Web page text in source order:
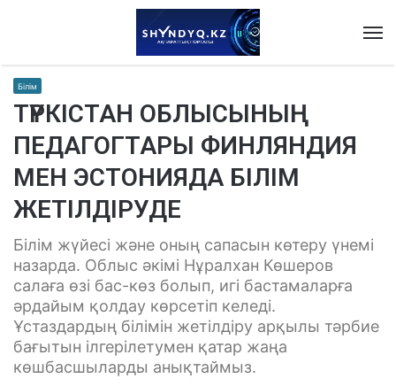
Білім
ТҮРКІСТАН ОБЛЫСЫНЫҢ
ПЕДАГОГТАРЫ ФИНЛЯНДИЯ
МЕН ЭСТОНИЯДА БІЛІМ
ЖЕТІЛДІРУДЕ
Білім жүйесі және оның сапасын көтеру үнемі
назарда. Облыс әкімі Нұралхан Көшеров
салаға өзі бас-көз болып, игі бастамаларға
әрдайым қолдау көрсетіп келеді.
Ұстаздардың білімін жетілдіру арқылы тәрбие
бағытын ілгерілетумен қатар жаңа
көшбасшыларды анықтаймыз.